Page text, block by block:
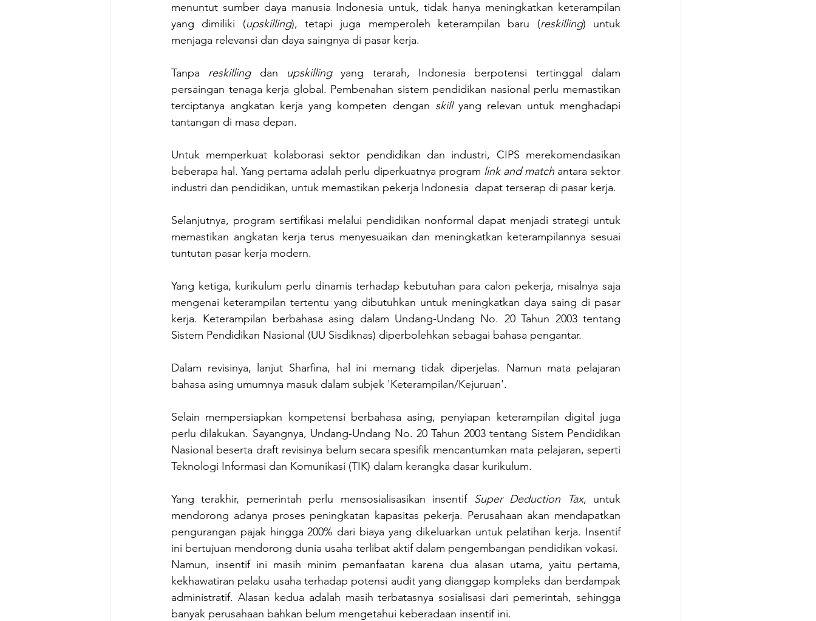
menuntut sumber daya manusia Indonesia untuk, tidak hanya meningkatkan keterampilan
yang dimiliki (upskilling), tetapi juga memperoleh keterampilan baru (reskilling) untuk
menjaga relevansi dan daya saingnya di pasar kerja.
Tanpa reskilling dan upskilling yang terarah, Indonesia berpotensi tertinggal dalam
persaingan tenaga kerja global. Pembenahan sistem pendidikan nasional perlu memastikan
terciptanya angkatan kerja yang kompeten dengan skill yang relevan untuk menghadapi
tantangan di masa depan.
Untuk memperkuat kolaborasi sektor pendidikan dan industri, CIPS merekomendasikan
beberapa hal. Yang pertama adalah perlu diperkuatnya program link and match antara sektor
industri dan pendidikan, untuk memastikan pekerja Indonesia  dapat terserap di pasar kerja.
Selanjutnya, program sertifikasi melalui pendidikan nonformal dapat menjadi strategi untuk
memastikan angkatan kerja terus menyesuaikan dan meningkatkan keterampilannya sesuai
tuntutan pasar kerja modern.
Yang ketiga, kurikulum perlu dinamis terhadap kebutuhan para calon pekerja, misalnya saja
mengenai keterampilan tertentu yang dibutuhkan untuk meningkatkan daya saing di pasar
kerja. Keterampilan berbahasa asing dalam Undang-Undang No. 20 Tahun 2003 tentang
Sistem Pendidikan Nasional (UU Sisdiknas) diperbolehkan sebagai bahasa pengantar.
Dalam revisinya, lanjut Sharfina, hal ini memang tidak diperjelas. Namun mata pelajaran
bahasa asing umumnya masuk dalam subjek 'Keterampilan/Kejuruan'.
Selain mempersiapkan kompetensi berbahasa asing, penyiapan keterampilan digital juga
perlu dilakukan. Sayangnya, Undang-Undang No. 20 Tahun 2003 tentang Sistem Pendidikan
Nasional beserta draft revisinya belum secara spesifik mencantumkan mata pelajaran, seperti
Teknologi Informasi dan Komunikasi (TIK) dalam kerangka dasar kurikulum.
Yang terakhir, pemerintah perlu mensosialisasikan insentif Super Deduction Tax, untuk
mendorong adanya proses peningkatan kapasitas pekerja. Perusahaan akan mendapatkan
pengurangan pajak hingga 200% dari biaya yang dikeluarkan untuk pelatihan kerja. Insentif
ini bertujuan mendorong dunia usaha terlibat aktif dalam pengembangan pendidikan vokasi.
Namun, insentif ini masih minim pemanfaatan karena dua alasan utama, yaitu pertama,
kekhawatiran pelaku usaha terhadap potensi audit yang dianggap kompleks dan berdampak
administratif. Alasan kedua adalah masih terbatasnya sosialisasi dari pemerintah, sehingga
banyak perusahaan bahkan belum mengetahui keberadaan insentif ini.